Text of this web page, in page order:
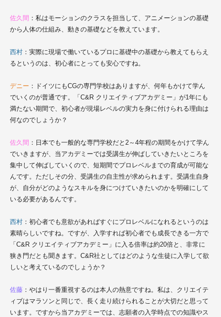
佐久間 ：私はモーションのクラスを担当して、アニメーションの基礎
から人体の仕組み、動きの基礎などを教えています。
西村 ：実際に現場で働いているプロに基礎中の基礎から教えてもらえ
るというのは、初心者にとっても安心ですね。
デニー ：ドイツにもCGの専門学校はありますが、何年もかけて学ん
でいくのが普通です。「C&R クリエイティブアカデミー」が1年にも
満たない期間で、初心者が現場レベルの実力を身に付けられる理由は
何なのでしょうか？
佐久間 ：日本でも一般的な専門学校だと2～4年程の期間をかけて学ん
でいきますが、当アカデミーでは受講生が伸ばしていきたいところを
集中して伸ばしていくので、短期間でプロレベルまでの育成が可能な
んです。ただしその分、受講生の自主性が求められます。受講生自身
が、自分がどのようなスキルを身につけていきたいのかを明確にして
いる必要があるんです。
西村 ：初心者でも意欲があればすぐにプロレベルになれるというのは
素晴らしいですね。ですが、入学すれば初心者でも成長できる一方で
「C&R クリエイティブアカデミー」に入る倍率は約20倍と、非常に
狭き門だとも聞きます。 C&R社 としてはどのような生徒に入学して欲
しいと考えているのでしょうか？
佐藤 ：やはり一番重視するのは本人の熱意ですね。私は、クリエイテ
ィブはマラソンと同じで、長く走り続けられることが大切だと思って
います。ですから当アカデミーでは、志願者の入学時点での知識やス